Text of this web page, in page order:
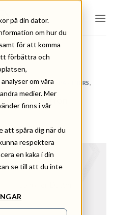
på din dator.
om hur du
för att komma
förbättra och
om våra
medier. Mer
finns i vår
att spåra dig när du
respektera
en kaka i din
se till att du inte
DESIGN
,SAMARBETSPARTNERS
Dutton
ERIKA LEVIN